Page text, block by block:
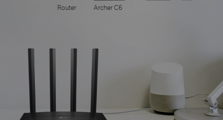
Router Archer C6